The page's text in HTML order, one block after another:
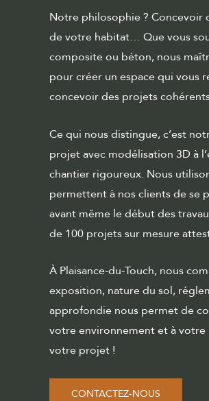
Notre philosophie ? Concevoir
de votre habitat… Que vous
composite ou béton, nous
pour créer un espace qui vous
concevoir des projets
Ce qui nous distingue, c’est
projet avec modélisation 3D à
chantier rigoureux. Nous
permettent à nos clients de se
avant même le début des
de 100 projets sur mesure
À Plaisance-du-Touch, nous
exposition, nature du sol,
approfondie nous permet de
votre environnement et à
votre projet !
CONTACTEZ-NOUS